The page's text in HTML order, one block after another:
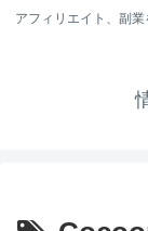
アフィリエイト、副